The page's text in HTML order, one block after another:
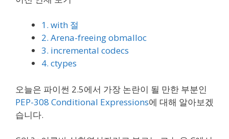
1. with 절
2. Arena-freeing obmalloc
3. incremental codecs
4. ctypes
오늘은 파이썬 2.5에서 가장 논란이 될 만한 부분인
PEP-308 Conditional Expressions에 대해 알아보겠
습니다.